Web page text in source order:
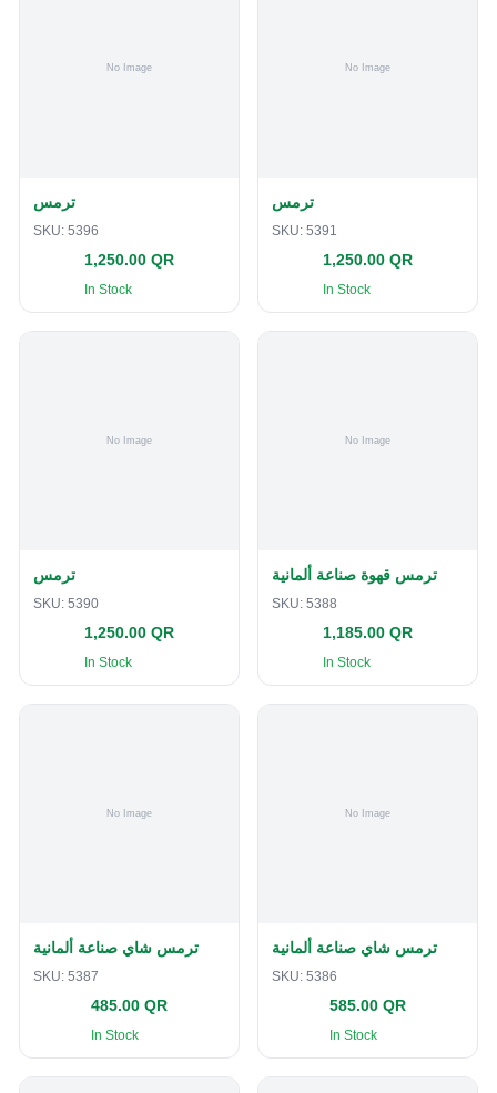
ترمس
SKU: 5396
1,250.00 QR
In Stock
ترمس
SKU: 5391
1,250.00 QR
In Stock
ترمس
SKU: 5390
1,250.00 QR
In Stock
ترمس قهوة صناعة ألمانية
SKU: 5388
1,185.00 QR
In Stock
ترمس شاي صناعة ألمانية
SKU: 5387
485.00 QR
In Stock
ترمس شاي صناعة ألمانية
SKU: 5386
585.00 QR
In Stock